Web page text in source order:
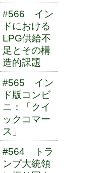
#566 イン
ドにおける
LPG供給不
足とその構
造的課題
#565 イン
ド版コンビ
ニ：「クイ
ックコマー
ス」
#564 トラ
ンプ大統領